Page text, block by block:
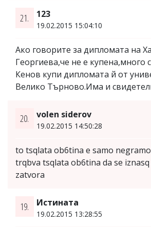
21. 123
19.02.2015 15:04:10
Ако говорите за дипломата на
Георгиева,че не е купена,много
Кенов купи дипломата й от
Велико Търново.Има и
20. volen siderov
19.02.2015 14:50:28
to tsqlata ob6tina e samo
trqbva tsqlata ob6tina da se
zatvora
19. Истината
19.02.2015 13:28:55